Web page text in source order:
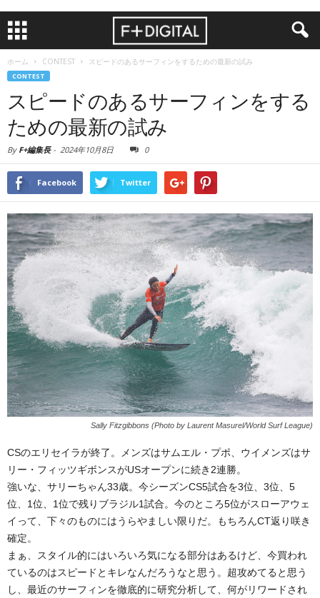
ホーム CONTEST スピードのあるサーフィンをするための最新の試み
CONTEST
スピードのあるサーフィンをする
ための最新の試み
By F+編集長- 2024年10月8日 0
Facebook Twitter
Sally Fitzgibbons (Photo by Laurent Masurel/World Surf League)
CSのエリセイラが終了。メンズはサムエル・プポ、ウイメンズはサ
リー・フィッツギボンスがUSオープンに続き2連勝。
強いな、サリーちゃん33歳。今シーズンCS5試合を3位、3位、5
位、1位、1位で残りブラジル1試合。今のところ5位がスローアウェ
イって、下々のものにはうらやましい限りだ。もちろんCT返り咲き
確定。
まぁ、スタイル的にはいろいろ気になる部分はあるけど、今買われ
ているのはスピードとキレなんだろうなと思う。超攻めてると思う
し、最近のサーフィンを徹底的に研究分析して、何がリワードされ